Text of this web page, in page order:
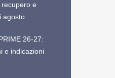
e
agosto
26-27:
e indicazioni